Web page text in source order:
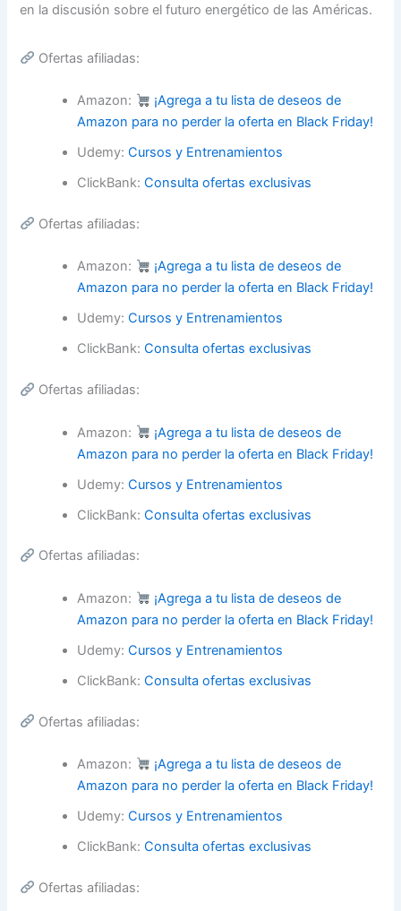
en la discusión sobre el futuro energético de las Américas.
Ofertas afiliadas:
Amazon:
¡Agrega a tu lista de deseos de
Amazon para no perder la oferta en Black Friday!
Udemy:Cursos y Entrenamientos
ClickBank:Consulta ofertas exclusivas
Ofertas afiliadas:
Amazon:
¡Agrega a tu lista de deseos de
Amazon para no perder la oferta en Black Friday!
Udemy:Cursos y Entrenamientos
ClickBank:Consulta ofertas exclusivas
Ofertas afiliadas:
Amazon:
¡Agrega a tu lista de deseos de
Amazon para no perder la oferta en Black Friday!
Udemy:Cursos y Entrenamientos
ClickBank:Consulta ofertas exclusivas
Ofertas afiliadas:
Amazon:
¡Agrega a tu lista de deseos de
Amazon para no perder la oferta en Black Friday!
Udemy:Cursos y Entrenamientos
ClickBank:Consulta ofertas exclusivas
Ofertas afiliadas:
Amazon:
¡Agrega a tu lista de deseos de
Amazon para no perder la oferta en Black Friday!
Udemy:Cursos y Entrenamientos
ClickBank:Consulta ofertas exclusivas
Ofertas afiliadas: